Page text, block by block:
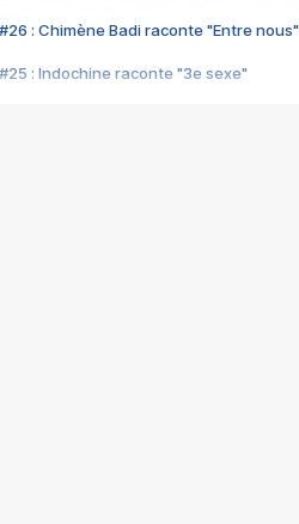
#26 : Chimène Badi raconte "Entre nous"
#25 : Indochine raconte "3e sexe"